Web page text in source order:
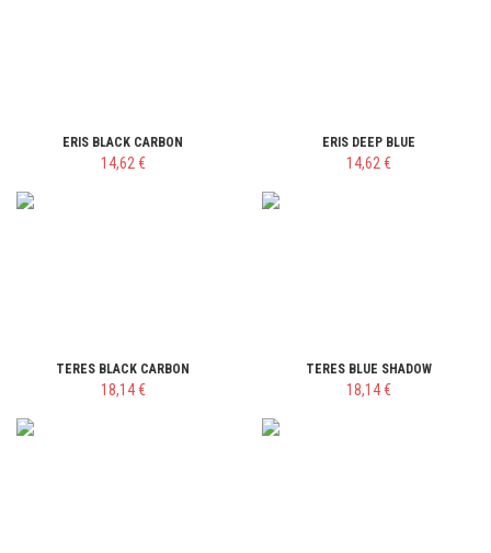
ERIS BLACK CARBON
14,62 €
ERIS DEEP BLUE
14,62 €
TERES BLACK CARBON
18,14 €
TERES BLUE SHADOW
18,14 €